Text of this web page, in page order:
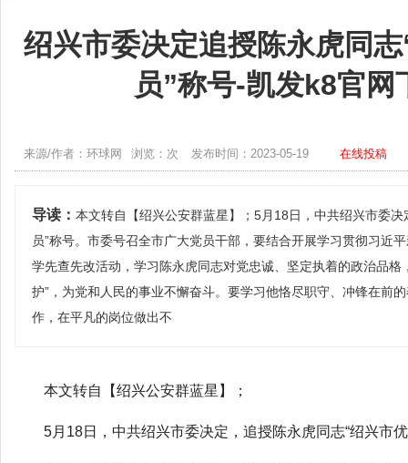
绍兴市委决定追授陈永虎同
员”称号-凯发k8官网
来源/作者：环球网 浏览：次 发布时间：2023-05-19 在线投稿
导读： 本文转自【绍兴公安群蓝星】；5月18日，中共绍兴市委
员”称号。市委号召全市广大党员干部，要结合开展学习贯彻习近
学先查先改活动，学习陈永虎同志对党忠诚、坚定执着的政治品格
护”，为党和人民的事业不懈奋斗。要学习他恪尽职守、冲锋在前
作，在平凡的岗位做出不
本文转自【绍兴公安群蓝星】；
5月18日，中共绍兴市委决定，追授陈永虎同志“绍兴市